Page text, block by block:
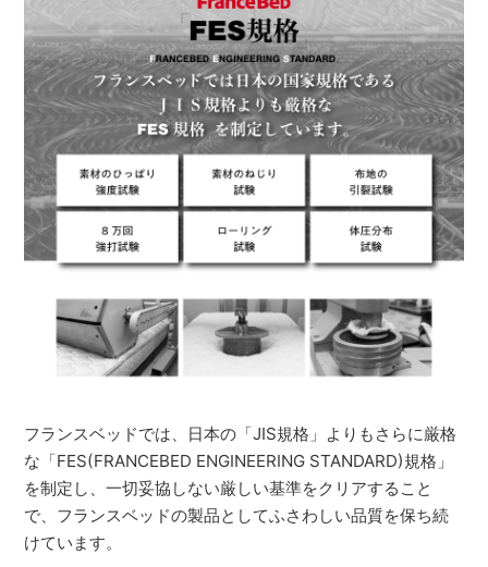
フランスベッドでは、日本の「JIS規格」よりもさらに厳格
な「FES(FRANCEBED ENGINEERING STANDARD)規格」
を制定し、一切妥協しない厳しい基準をクリアすること
で、フランスベッドの製品としてふさわしい品質を保ち続
けています。